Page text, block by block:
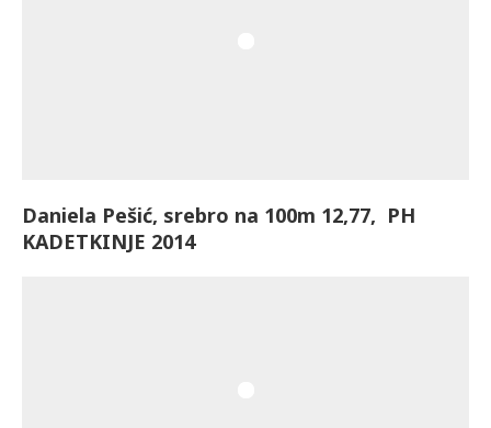
Daniela Pešić, srebro na 100m 12,77, PH
KADETKINJE 2014